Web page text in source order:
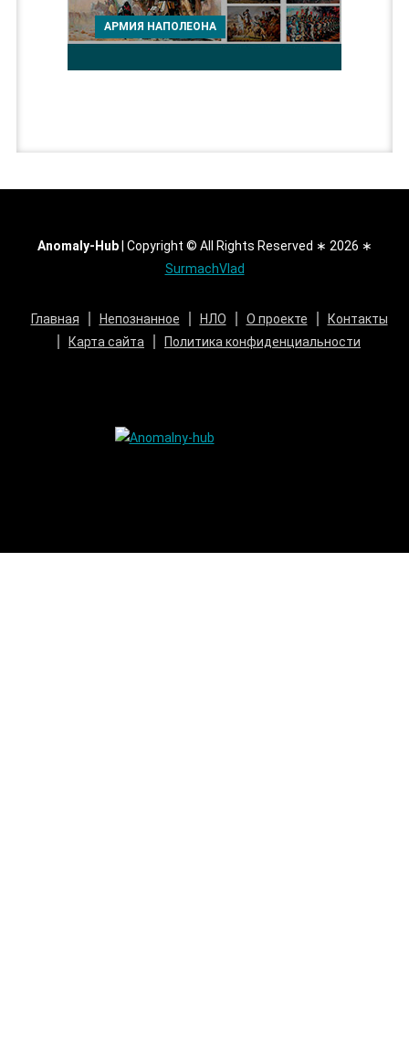
АРМИЯ НАПОЛЕОНА
Anomaly-Hub Copyright © All Rights Reserved ∗ 2026 ∗
SurmachVlad
Главная Непознанное НЛО О проекте
Контакты
Карта сайта
Политика конфиденциальности